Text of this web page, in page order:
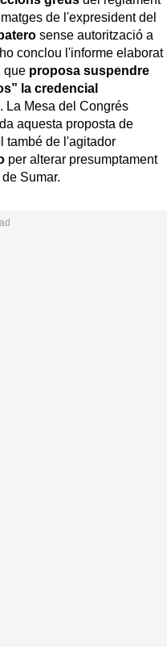
de l'expresident del
sense autorització a
conclou l'informe elaborat
que proposa suspendre
la credencial
. La Mesa del Congrés
aquesta proposta de
també de l'agitador
per alterar presumptament
Sumar.